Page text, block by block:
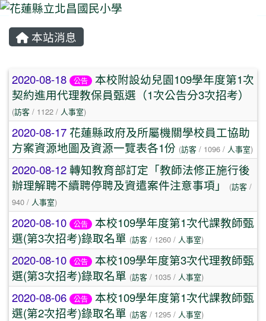
本站消息
文章列表
2020-08-18 公告
本校附設幼兒園109學年度第1次
契約進用代理教保員甄選（1次公告分3次招考）
(訪客 / 1122 / 人事室)
2020-08-17花蓮縣政府及所屬機關學校員工協助
方案資源地圖及資源一覽表各1份 (訪客 / 1096 / 人事室)
2020-08-12轉知教育部訂定「教師法修正施行後
辦理解聘不續聘停聘及資遣案件注意事項」
(訪客 /
940 / 人事室)
2020-08-10 公告
本校109學年度第1次代課教師甄
選(第3次招考)錄取名單 (訪客 / 1260 / 人事室)
2020-08-10 公告
本校109學年度第3次代理教師甄
選(第3次招考)錄取名單 (訪客 / 1035 / 人事室)
2020-08-06 公告
本校109學年度第1次代課教師甄
選(第2次招考)錄取名單 (訪客 / 1295 / 人事室)